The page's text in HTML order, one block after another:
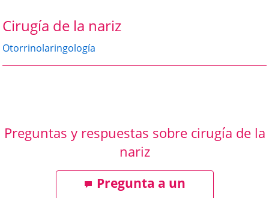
Cirugía de la nariz
Otorrinolaringología
Preguntas y respuestas sobre cirugía de la
nariz
Pregunta a un